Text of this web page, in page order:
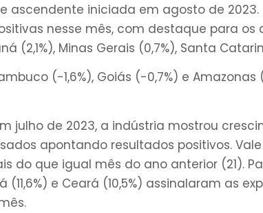
ascendente iniciada em agosto de 2023.
nesse mês, com destaque para
(2,1%), Minas Gerais (0,7%), Santa
(-1,6%), Goiás (-0,7%) e
julho de 2023, a indústria mostrou
apontando resultados positivos.
do que igual mês do ano anterior (21).
(11,6%) e Ceará (10,5%) assinalaram as